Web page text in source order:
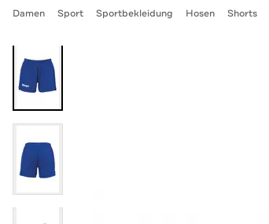
Damen Sport Sportbekleidung Hosen Shorts